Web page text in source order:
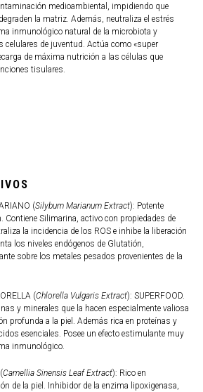
medioambiental, impidiendo que
la matriz. Además, neutraliza el estrés
inmunológico natural de la microbiota y
celulares de juventud. Actúa como «super
de máxima nutrición a las células que
tisulares.
(Silybum Marianum Extract): Potente
Contiene Silimarina, activo con propiedades de
la incidencia de los ROS e inhibe la liberación
los niveles endógenos de Glutatión,
sobre los metales pesados provenientes de la
(Chlorella Vulgaris Extract): SUPERFOOD.
y minerales que la hacen especialmente valiosa
profunda a la piel. Además rica en proteínas y
esenciales. Posee un efecto estimulante muy
inmunológico.
Camellia Sinensis Leaf Extract): Rico en
de la piel. Inhibidor de la enzima lipoxigenasa,